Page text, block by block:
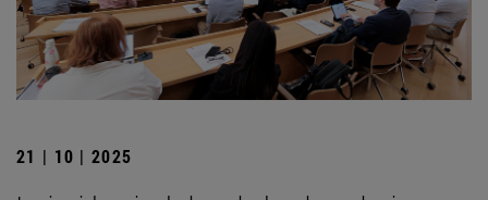
21 | 10 | 2025